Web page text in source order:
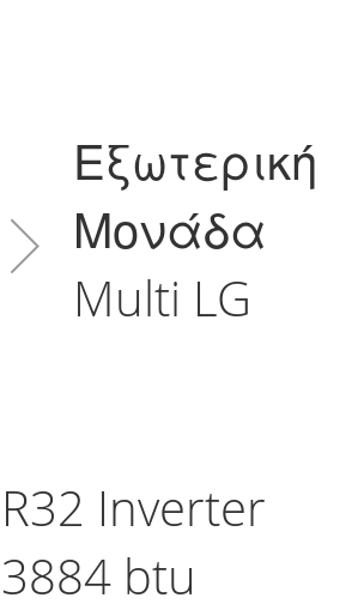
Εξωτερική
Μονάδα
Multi LG
Inverter
btu